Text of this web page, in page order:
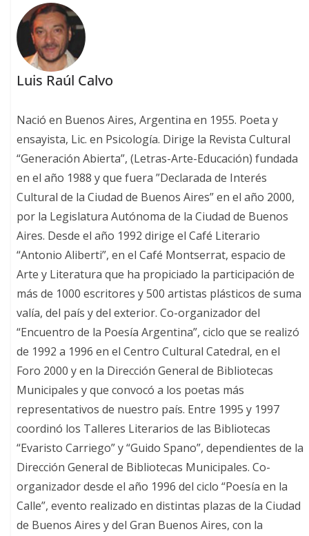
Luis Raúl Calvo
Nació en Buenos Aires, Argentina en 1955. Poeta y
ensayista, Lic. en Psicología. Dirige la Revista Cultural
“Generación Abierta”, (Letras-Arte-Educación) fundada
en el año 1988 y que fuera ”Declarada de Interés
Cultural de la Ciudad de Buenos Aires” en el año 2000,
por la Legislatura Autónoma de la Ciudad de Buenos
Aires. Desde el año 1992 dirige el Café Literario
“Antonio Aliberti”, en el Café Montserrat, espacio de
Arte y Literatura que ha propiciado la participación de
más de 1000 escritores y 500 artistas plásticos de suma
valía, del país y del exterior. Co-organizador del
“Encuentro de la Poesía Argentina”, ciclo que se realizó
de 1992 a 1996 en el Centro Cultural Catedral, en el
Foro 2000 y en la Dirección General de Bibliotecas
Municipales y que convocó a los poetas más
representativos de nuestro país. Entre 1995 y 1997
coordinó los Talleres Literarios de las Bibliotecas
“Evaristo Carriego” y “Guido Spano”, dependientes de la
Dirección General de Bibliotecas Municipales. Co-
organizador desde el año 1996 del ciclo “Poesía en la
Calle”, evento realizado en distintas plazas de la Ciudad
de Buenos Aires y del Gran Buenos Aires, con la